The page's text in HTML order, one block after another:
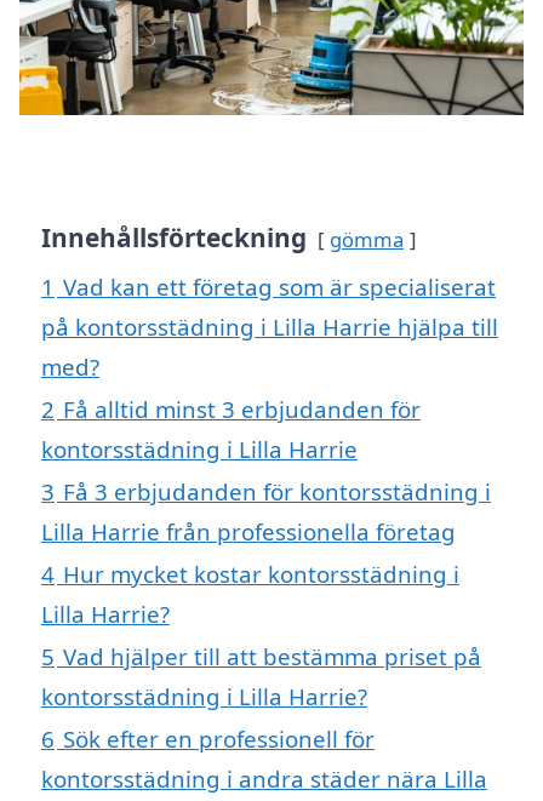
Innehållsförteckning gömma
1 Vad kan ett företag som är specialiserat
på kontorsstädning i Lilla Harrie hjälpa till
med?
2 Få alltid minst 3 erbjudanden för
kontorsstädning i Lilla Harrie
3 Få 3 erbjudanden för kontorsstädning i
Lilla Harrie från professionella företag
4 Hur mycket kostar kontorsstädning i
Lilla Harrie?
5 Vad hjälper till att bestämma priset på
kontorsstädning i Lilla Harrie?
6 Sök efter en professionell för
kontorsstädning i andra städer nära Lilla